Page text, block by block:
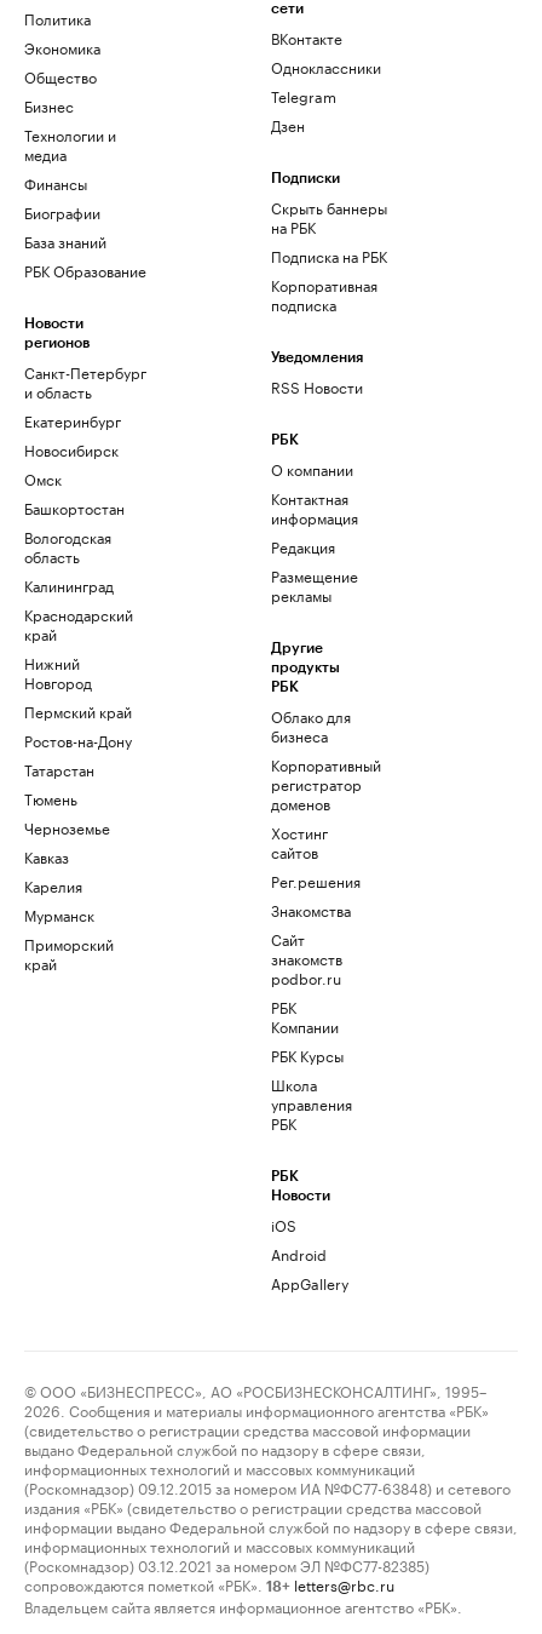
Политика
Экономика
Общество
Бизнес
Технологии и
медиа
Финансы
Биографии
База знаний
РБК Образование
Новости
регионов
Санкт-Петербург
и область
Екатеринбург
Новосибирск
Омск
Башкортостан
Вологодская
область
Калининград
Краснодарский
край
Нижний
Новгород
Пермский край
Ростов-на-Дону
Татарстан
Тюмень
Черноземье
Кавказ
Карелия
Мурманск
Приморский
край
сети
ВКонтакте
Одноклассники
Telegram
Дзен
Подписки
Скрыть баннеры
на РБК
Подписка на РБК
Корпоративная
подписка
Уведомления
RSS Новости
РБК
О компании
Контактная
информация
Редакция
Размещение
рекламы
Другие
продукты
РБК
Облако для
бизнеса
Корпоративный
регистратор
доменов
Хостинг
сайтов
Рег.решения
Знакомства
Сайт
знакомств
podbor.ru
РБК
Компании
РБК Курсы
Школа
управления
РБК
РБК
Новости
iOS
Android
AppGallery
© ООО «БИЗНЕСПРЕСС», АО «РОСБИЗНЕСКОНСАЛТИНГ», 1995–
2026. Сообщения и материалы информационного агентства «РБК»
(свидетельство о регистрации средства массовой информации
выдано Федеральной службой по надзору в сфере связи,
информационных технологий и массовых коммуникаций
(Роскомнадзор) 09.12.2015 за номером ИА №ФС77-63848) и сетевого
издания «РБК» (свидетельство о регистрации средства массовой
информации выдано Федеральной службой по надзору в сфере связи,
информационных технологий и массовых коммуникаций
(Роскомнадзор) 03.12.2021 за номером ЭЛ №ФС77-82385)
сопровождаются пометкой «РБК».
18+ letters@rbc.ru
Владельцем сайта является информационное агентство «РБК».